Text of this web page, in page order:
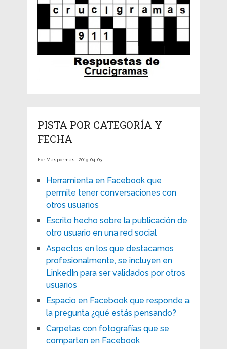
PISTA POR CATEGORÍA Y
FECHA
For Máspormás | 2019-04-03
Herramienta en Facebook que
permite tener conversaciones con
otros usuarios
Escrito hecho sobre la publicación de
otro usuario en una red social
Aspectos en los que destacamos
profesionalmente, se incluyen en
LinkedIn para ser validados por otros
usuarios
Espacio en Facebook que responde a
la pregunta ¿qué estás pensando?
Carpetas con fotografías que se
comparten en Facebook